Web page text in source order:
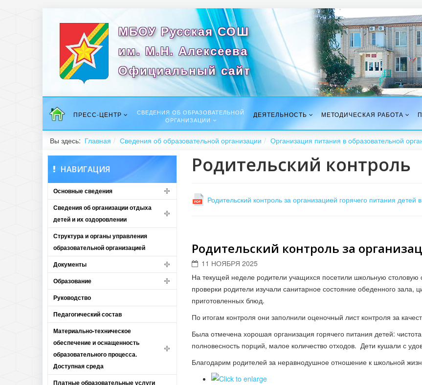
МБОУ Русская СОШ
им. М.Н. Алексеева
Официальный сайт
ПРЕСС-ЦЕНТР
СВЕДЕНИЯ ОБ ОБРАЗОВАТЕЛЬНОЙ
ОРГАНИЗАЦИИ
ДЕЯТЕЛЬНОСТЬ МЕТОДИЧЕСКАЯ РАБОТА
Вы здесь: Главная Сведения об образовательной организации Организация питания в образовательной
НАВИГАЦИЯ
Основные сведения
Сведения об организации отдыха
детей и их оздоровлении
Структура и органы управления
образовательной организацией
Документы
Образование
Руководство
Педагогический состав
Материально-техническое
обеспечение и оснащенность
образовательного процесса.
Доступная среда
Платные образовательные услуги
Родительский контроль
Родительский контроль за организацией горячего питания
Родительский контроль за
11 НОЯБРЯ 2025
На текущей неделе родители учащихся посетили школьную столовую
проверки родители изучали санитарное состояние обеденного
приготовленных блюд.
По итогам контроля они заполнили оценочный лист контроля за
Была отмечена хорошая организация горячего питания детей:
полновесность порций, малое количество отходов. Дети кушали с
Благодарим родителей за неравнодушное отношение к школьной